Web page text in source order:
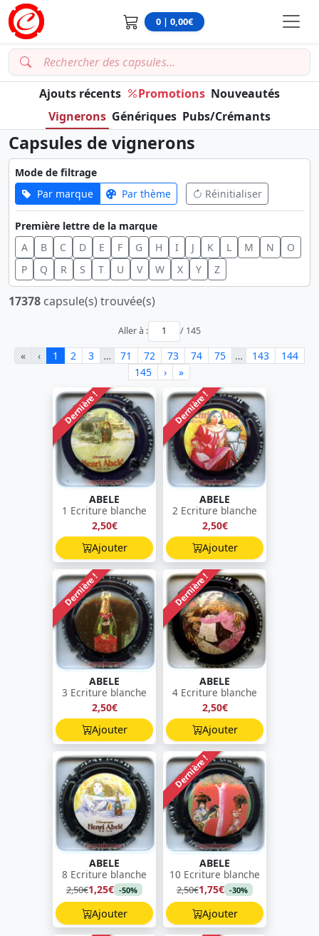
0 | 0,00€
Ajouts récents Promotions Nouveautés
Vignerons Génériques Pubs/Crémants
Capsules de vignerons
Mode de filtrage
Par marque
Par thème Réinitialiser
Première lettre de la marque
A
B C D E F G H I J K L M N
O
P
Q R S T U V W X Y Z
17378 capsule(s) trouvée(s)
Aller à : / 145
« ‹ 1 2 3 … 71 72 73 74 75 … 143
144
145
› »
Dernière !
ABELE
1 Ecriture blanche
2,50€
Ajouter
Dernière !
ABELE
2 Ecriture blanche
2,50€
Ajouter
Dernière !
ABELE
3 Ecriture blanche
2,50€
Ajouter
Dernière !
ABELE
4 Ecriture blanche
2,50€
Ajouter
ABELE
8 Ecriture blanche
2,50€1,25€ -50%
Ajouter
Dernière !
ABELE
10 Ecriture blanche
2,50€1,75€ -30%
Ajouter